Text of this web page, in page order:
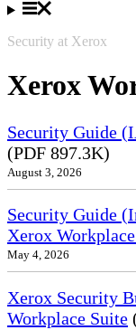
Security at Xerox
Xerox
Security Guide
(PDF 897.3K)
August 3, 2026
Security Guide
Xerox
May 4, 2026
Xerox Security
Workplace Suite